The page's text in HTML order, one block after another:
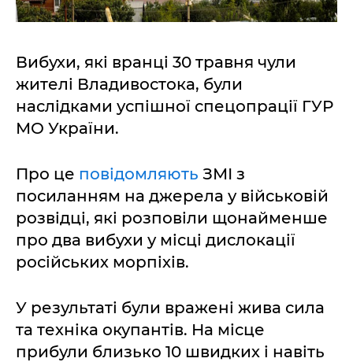
Вибухи, які вранці 30 травня чули
жителі Владивостока, були
наслідками успішної спецопрації ГУР
МО України.
Про це повідомляють ЗМІ з
посиланням на джерела у військовій
розвідці, які розповіли щонайменше
про два вибухи у місці дислокації
російських морпіхів.
У результаті були вражені жива сила
та техніка окупантів. На місце
прибули близько 10 швидких і навіть